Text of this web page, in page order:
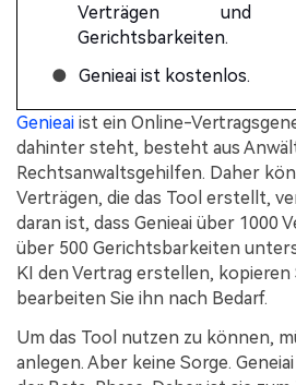
Verträgen und
Gerichtsbarkeiten.
● Genieai ist kostenlos.
Genieai ist ein Online-
dahinter steht, besteht aus
Rechtsanwaltsgehilfen. Daher
Verträgen, die das Tool erstellt,
daran ist, dass Genieai über 1000
über 500 Gerichtsbarkeiten
KI den Vertrag erstellen, kopieren
bearbeiten Sie ihn nach Bedarf.
Um das Tool nutzen zu können,
anlegen. Aber keine Sorge.